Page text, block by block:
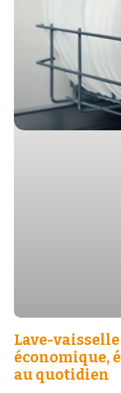
Lave-
économique,
au quotidien